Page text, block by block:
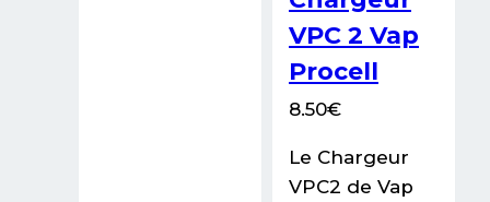
VPC 2 Vap
Procell
8.50€
Le Chargeur
VPC2 de Vap